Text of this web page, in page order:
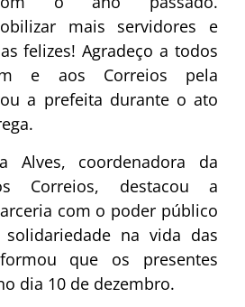
mais servidores e
felizes! Agradeço a todos
e aos Correios pela
a prefeita durante o ato
Alves, coordenadora da
Correios, destacou a
com o poder público
na vida das
que os presentes
dia 10 de dezembro.